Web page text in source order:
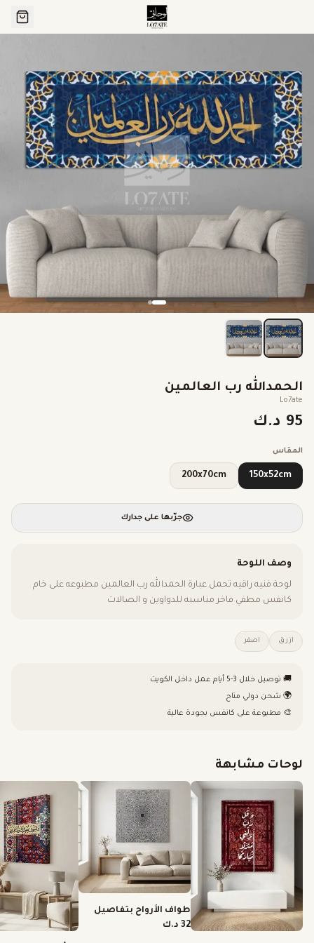
الحمدالله رب العالمين
Lo7ate
95 د.ك
المقاس
150x52cm
200x70cm
جرّبها على جدارك
وصف اللوحة
لوحة فنيه راقيه تحمل عبارة الحمدالله رب العالمين مطبوعه على خام
كانفس مطفي فاخر مناسبه للدواوين و الصالات
ازرق اصفر
🚚 توصيل خلال 3-5 أيام عمل داخل الكويت
🌍 شحن دولي متاح
🎨 مطبوعة على كانفس بجودة عالية
لوحات مشابهة
طواف الأرواح بتفاصيل
دقيقة
32 د.ك